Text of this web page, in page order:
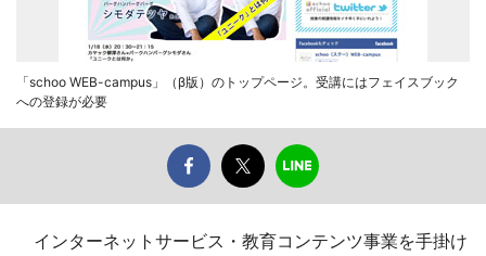
「schoo WEB-campus」（β版）のトップページ。受講にはフェイスブック
への登録が必要
インターネットサービス・教育コンテンツ事業を手掛け